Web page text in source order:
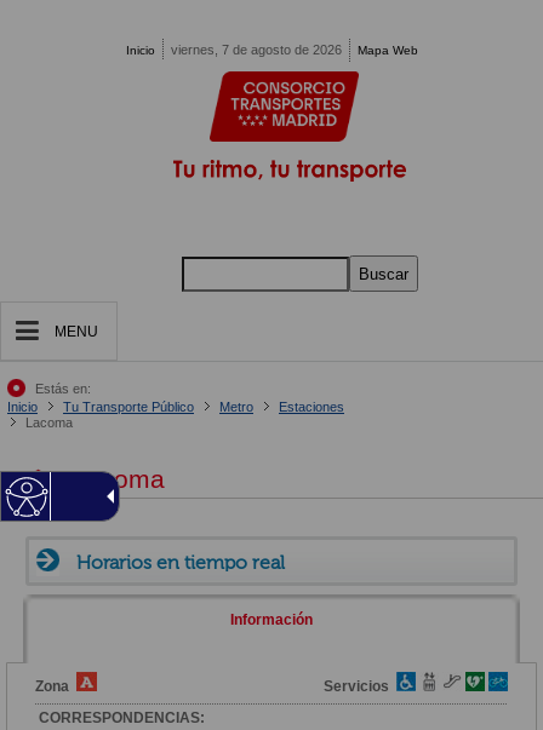
Inicio viernes, 7 de agosto de 2026 Mapa Web
Buscar
MENU
Estás en:
Inicio
Tu Transporte Público Metro
Estaciones
Lacoma
Lacoma
Horarios en tiempo real
Información
Zona
Servicios
CORRESPONDENCIAS: